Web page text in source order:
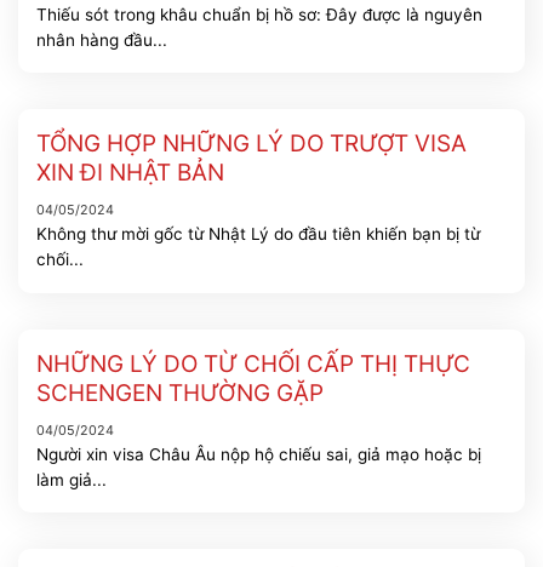
Thiếu sót trong khâu chuẩn bị hồ sơ: Đây được là nguyên
nhân hàng đầu...
TỔNG HỢP NHỮNG LÝ DO TRƯỢT VISA
XIN ĐI NHẬT BẢN
04/05/2024
Không thư mời gốc từ Nhật Lý do đầu tiên khiến bạn bị từ
chối...
NHỮNG LÝ DO TỪ CHỐI CẤP THỊ THỰC
SCHENGEN THƯỜNG GẶP
04/05/2024
Người xin visa Châu Âu nộp hộ chiếu sai, giả mạo hoặc bị
làm giả...